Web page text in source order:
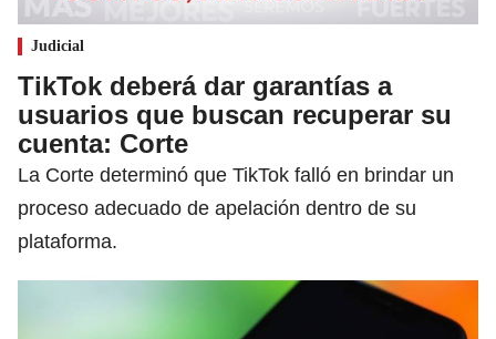
Judicial
TikTok deberá dar garantías a
usuarios que buscan recuperar su
cuenta: Corte
La Corte determinó que TikTok falló en brindar un
proceso adecuado de apelación dentro de su
plataforma.